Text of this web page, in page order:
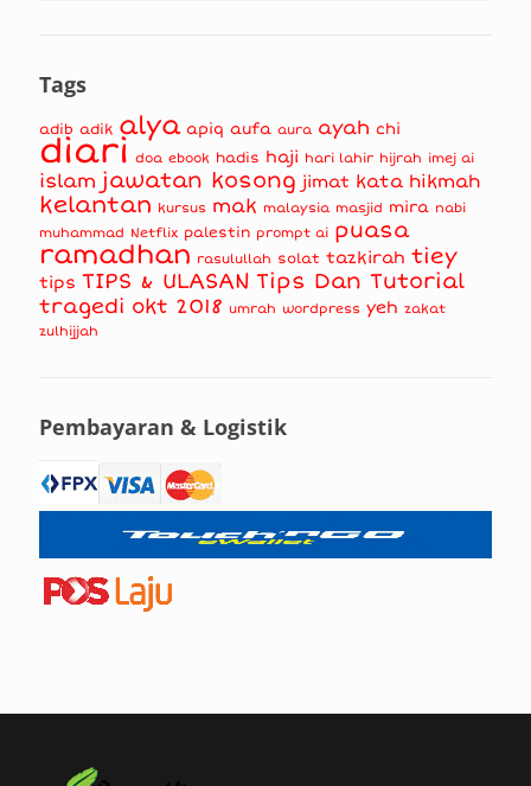
Tags
adib adik alya apiq aufa aura ayah chi
diari doa ebook hadis haji hari lahir hijrah imej ai
islam jawatan kosong jimat kata hikmah
kelantan kursus mak malaysia masjid mira nabi
muhammad Netflix palestin prompt ai puasa
ramadhan rasulullah solat tazkirah tiey
tips TIPS & ULASAN Tips Dan Tutorial
tragedi okt 2018 umrah wordpress yeh zakat
zulhijjah
Pembayaran & Logistik